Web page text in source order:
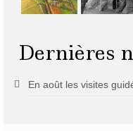
Dernières
En août les visites